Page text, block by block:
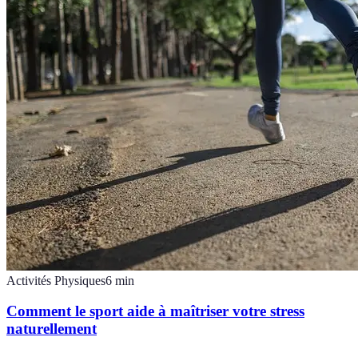
Activités Physiques6 min
Comment le sport aide à maîtriser votre stress
naturellement